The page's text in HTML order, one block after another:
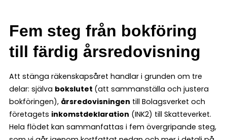
Fem steg från bokföring
till färdig årsredovisning
Att stänga räkenskapsåret handlar i grunden om tre
delar: själva bokslutet (att sammanställa och justera
bokföringen), årsredovisningen till Bolagsverket och
företagets inkomstdeklaration (INK2) till Skatteverket.
Hela flödet kan sammanfattas i fem övergripande steg,